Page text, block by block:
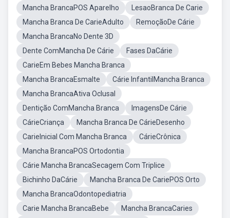
Mancha BrancaPOS Aparelho
LesaoBranca De Carie
Mancha Branca De CarieAdulto
RemoçãoDe Cárie
Mancha BrancaNo Dente 3D
Dente ComMancha De Cárie
Fases DaCárie
CarieEm Bebes Mancha Branca
Mancha BrancaEsmalte
Cárie InfantilMancha Branca
Mancha BrancaAtiva Oclusal
Dentição ComMancha Branca
ImagensDe Cárie
CárieCriança
Mancha Branca De CárieDesenho
CarieInicial Com Mancha Branca
CárieCrônica
Mancha BrancaPOS Ortodontia
Cárie Mancha BrancaSecagem Com Triplice
Bichinho DaCárie
Mancha Branca De CariePOS Orto
Mancha BrancaOdontopediatria
Carie Mancha BrancaBebe
Mancha BrancaCaries